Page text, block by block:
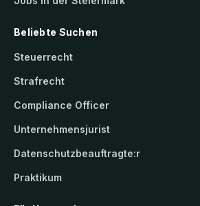
Beliebte Suchen
Steuerrecht
Strafrecht
Compliance Officer
Unternehmensjurist
Datenschutzbeauftragte:r
Praktikum